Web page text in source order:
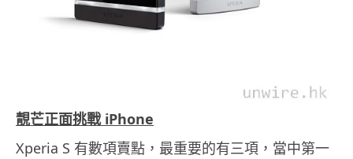
靚芒正面挑戰 iPhone
Xperia S 有數項賣點，最重要的有三項，當中第一